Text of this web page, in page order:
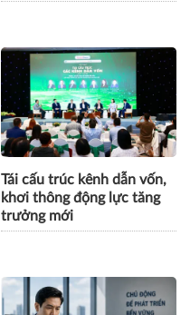
Tái cấu trúc kênh dẫn vốn,
khơi thông động lực tăng
trưởng mới